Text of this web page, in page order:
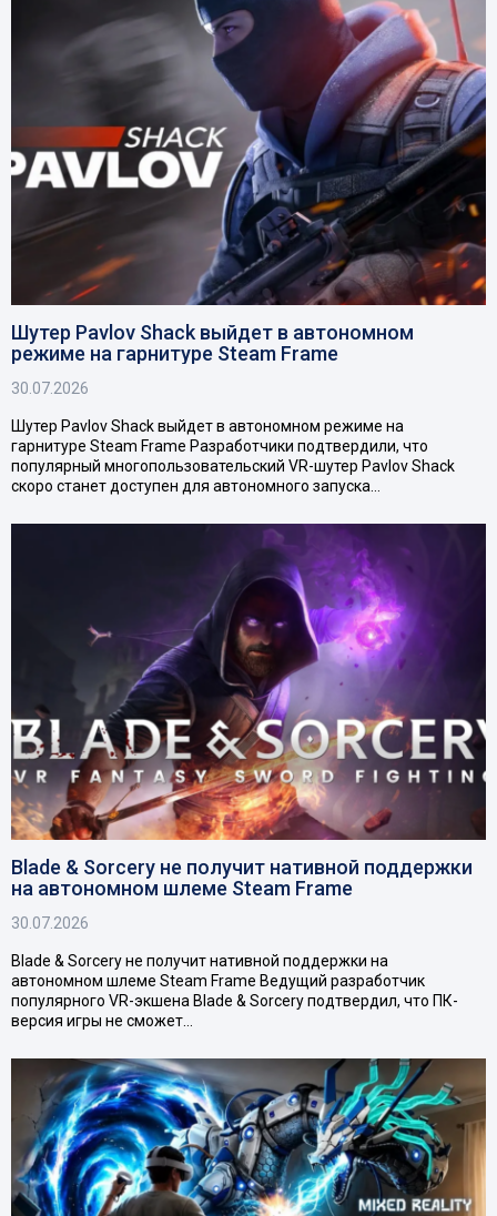
Шутер Pavlov Shack выйдет в автономном
режиме на гарнитуре Steam Frame
30.07.2026
Шутер Pavlov Shack выйдет в автономном режиме на
гарнитуре Steam Frame Разработчики подтвердили, что
популярный многопользовательский VR-шутер Pavlov Shack
скоро станет доступен для автономного запуска…
Blade & Sorcery не получит нативной поддержки
на автономном шлеме Steam Frame
30.07.2026
Blade & Sorcery не получит нативной поддержки на
автономном шлеме Steam Frame Ведущий разработчик
популярного VR-экшена Blade & Sorcery подтвердил, что ПК-
версия игры не сможет…